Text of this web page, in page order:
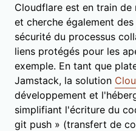
Cloudflare est en train
et cherche également
sécurité du processus
liens protégés pour les
exemple. En tant que
Jamstack, la solution
développement et
simplifiant l'écriture du
git push » (transfert de